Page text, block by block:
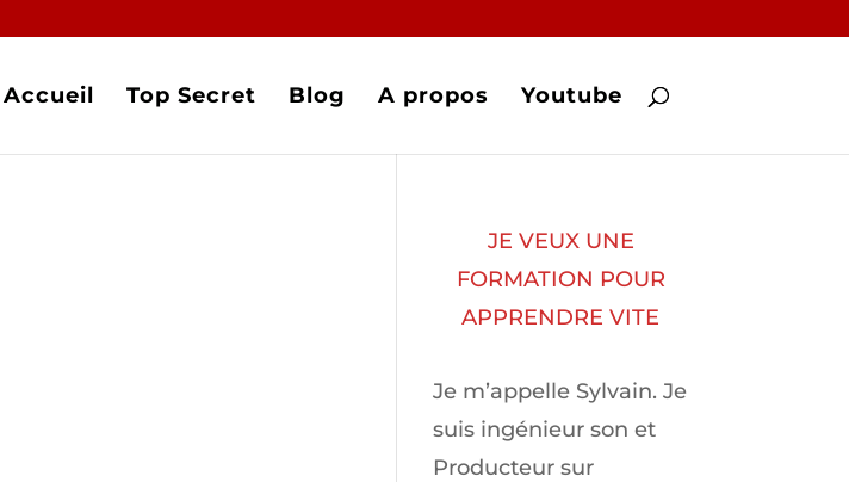
Accueil Top Secret Blog A propos Youtube
JE VEUX UNE
FORMATION POUR
APPRENDRE VITE
Je m’appelle Sylvain. Je
suis ingénieur son et
Producteur sur